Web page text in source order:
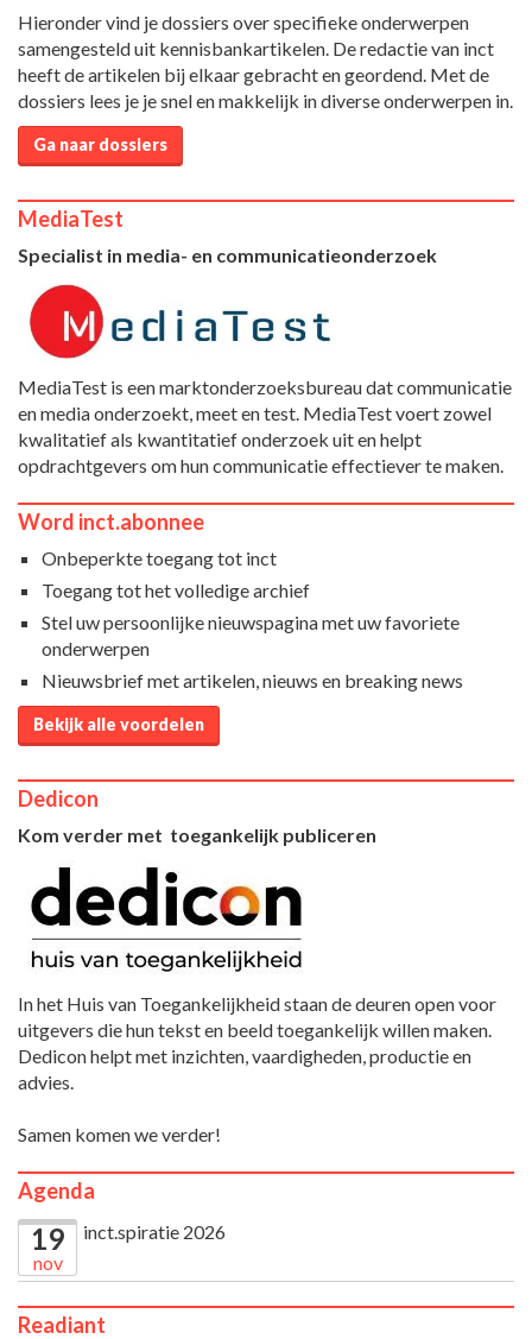
Hieronder vind je dossiers over specifieke onderwerpen
samengesteld uit kennisbankartikelen. De redactie van inct
heeft de artikelen bij elkaar gebracht en geordend. Met de
dossiers lees je je snel en makkelijk in diverse onderwerpen in.
Ga naar dossiers
MediaTest
Specialist in media- en communicatieonderzoek
MediaTest is een marktonderzoeksbureau dat communicatie
en media onderzoekt, meet en test. MediaTest voert zowel
kwalitatief als kwantitatief onderzoek uit en helpt
opdrachtgevers om hun communicatie effectiever te maken.
Word inct.abonnee
Onbeperkte toegang tot inct
Toegang tot het volledige archief
Stel uw persoonlijke nieuwspagina met uw favoriete
onderwerpen
Nieuwsbrief met artikelen, nieuws en breaking news
Bekijk alle voordelen
Dedicon
Kom verder met toegankelijk publiceren
In het Huis van Toegankelijkheid staan de deuren open voor
uitgevers die hun tekst en beeld toegankelijk willen maken.
Dedicon helpt met inzichten, vaardigheden, productie en
advies.
Samen komen we verder!
Agenda
19
nov
inct.spiratie 2026
Readiant